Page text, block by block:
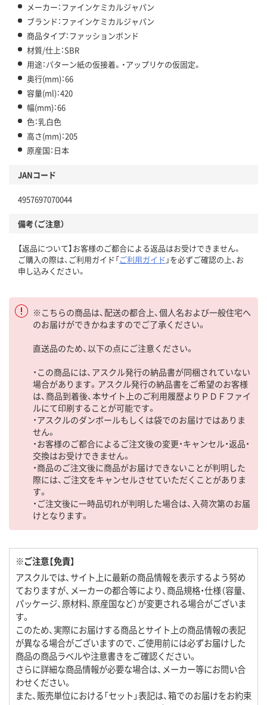
メーカー：ファインケミカルジャパン
ブランド：ファインケミカルジャパン
商品タイプ：ファッションボンド
材質/仕上：SBR
用途：パターン紙の仮接着。・アップリケの仮固定。
奥行(mm)：66
容量(ml)：420
幅(mm)：66
色：乳白色
高さ(mm)：205
原産国：日本
JANコード
4957697070044
備考（ご注意）
【返品について】お客様のご都合による返品はお受けできません。
ご購入の際は、ご利用ガイド「ご利用ガイド 」を必ずご確認の上、お
申し込みください。
※こちらの商品は、配送の都合上、個人名および一般住宅へ
のお届けができかねますのでご了承ください。
直送品のため、以下の点にご注意ください。
・この商品には、アスクル発行の納品書が同梱されていない
場合があります。アスクル発行の納品書をご希望のお客様
は、商品到着後、本サイト上のご利用履歴よりＰＤＦファイ
ルにて印刷することが可能です。
・アスクルのダンボールもしくは袋でのお届けではありま
せん。
・お客様のご都合によるご注文後の変更・キャンセル・返品・
交換はお受けできません。
・商品のご注文後に商品がお届けできないことが判明した
際には、ご注文をキャンセルさせていただくことがありま
す。
・ご注文後に一時品切れが判明した場合は、入荷次第のお届
けとなります。
※ご注意【免責】
アスクルでは、サイト上に最新の商品情報を表示するよう努め
ておりますが、メーカーの都合等により、商品規格・仕様（容量、
パッケージ、原材料、原産国など）が変更される場合がございま
す。
このため、実際にお届けする商品とサイト上の商品情報の表記
が異なる場合がございますので、ご使用前には必ずお届けした
商品の商品ラベルや注意書きをご確認ください。
さらに詳細な商品情報が必要な場合は、メーカー等にお問い合
わせください。
また、販売単位における「セット」表記は、箱でのお届けをお約束